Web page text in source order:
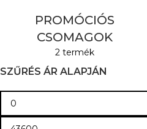
PROMÓCIÓS
CSOMAGOK
2 termék
SZŰRÉS ÁR ALAPJÁN